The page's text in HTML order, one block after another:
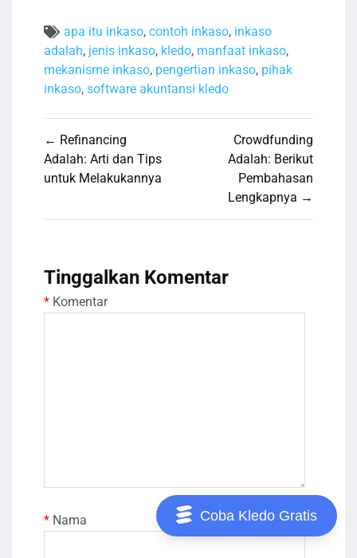
apa itu inkaso, contoh inkaso, inkaso
adalah, jenis inkaso, kledo, manfaat inkaso,
mekanisme inkaso, pengertian inkaso, pihak
inkaso, software akuntansi kledo
Navigasi
pos
← Refinancing
Adalah: Arti dan Tips
untuk Melakukannya
Crowdfunding
Adalah: Berikut
Pembahasan
Lengkapnya →
Tinggalkan Komentar
* Komentar
* Nama Coba Kledo Gratis